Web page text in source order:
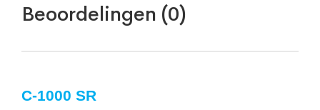
Beoordelingen (0)
C-1000 SR